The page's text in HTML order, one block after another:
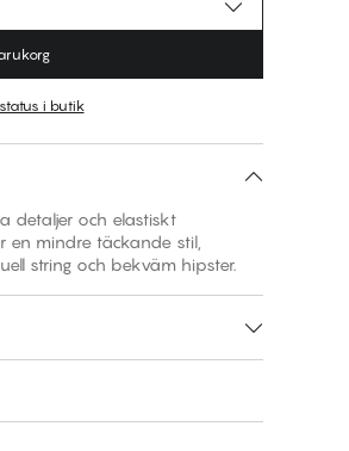
i butik
detaljer och elastiskt
en mindre täckande stil,
string och bekväm hipster.